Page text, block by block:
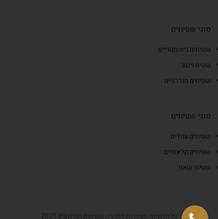
סוגי שטיחים
שטיחים גיאומטריים
שטיח וינטג'
שטיחים מודרניים
סוגי שטיחים
שטיחים עגולים
שטיחים קלאסיים
שטיחי שאגי
כל הזכויות שמורות לסהרה שטיחים ופרקטים 2025